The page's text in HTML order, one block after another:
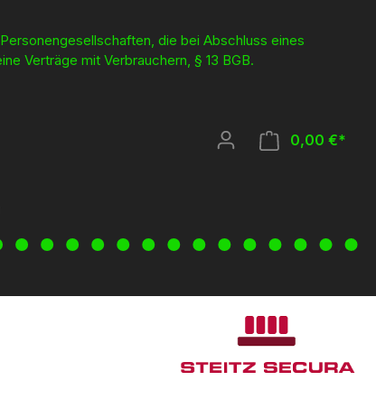
die bei Abschluss eines
Verträge mit Verbrauchern, § 13 BGB.
0,00 €*